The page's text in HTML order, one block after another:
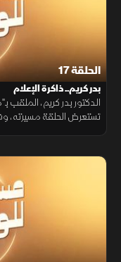
الحلقة 17
بدر كريم.. ذاكرة الإعلام
الدكتور بدر كريم، الملقب
تستعرض الحلقة مسيرته،